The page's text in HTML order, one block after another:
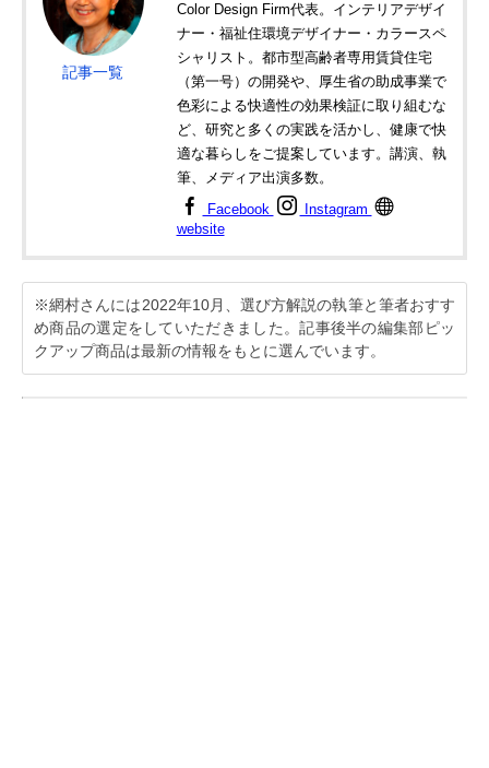
記事一覧
Color Design Firm代表。インテリアデザイ
ナー・福祉住環境デザイナー・カラースペ
シャリスト。都市型高齢者専用賃貸住宅
（第一号）の開発や、厚生省の助成事業で
色彩による快適性の効果検証に取り組むな
ど、研究と多くの実践を活かし、健康で快
適な暮らしをご提案しています。講演、執
筆、メディア出演多数。
Facebook
Instagram
website
※網村さんには2022年10月、選び方解説の執筆と筆者おすす
め商品の選定をしていただきました。記事後半の編集部ピッ
クアップ商品は最新の情報をもとに選んでいます。